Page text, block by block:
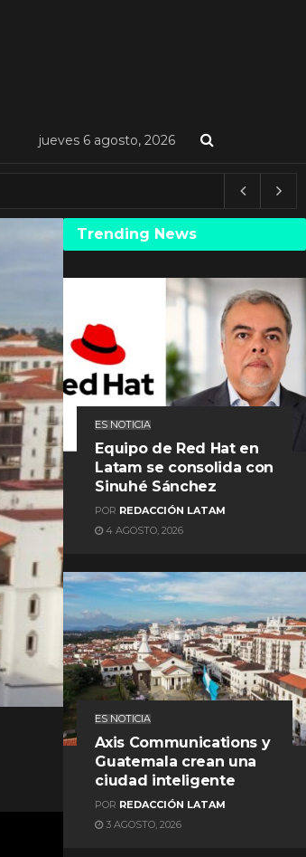
jueves 6 agosto, 2026
Trending News
ES NOTICIA
Equipo de Red Hat en
Latam se consolida con
Sinuhé Sánchez
POR REDACCIÓN LATAM
4 AGOSTO, 2026
ES NOTICIA
Axis Communications y
Guatemala crean una
ciudad inteligente
POR REDACCIÓN LATAM
3 AGOSTO, 2026